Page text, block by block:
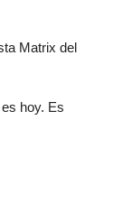
Matrix del
hoy. Es